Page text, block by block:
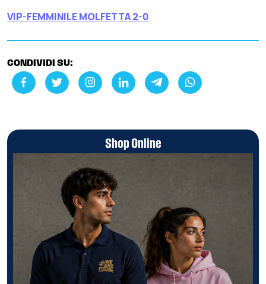
VIP-FEMMINILE MOLFETTA 2-0
CONDIVIDI SU:
Shop Online